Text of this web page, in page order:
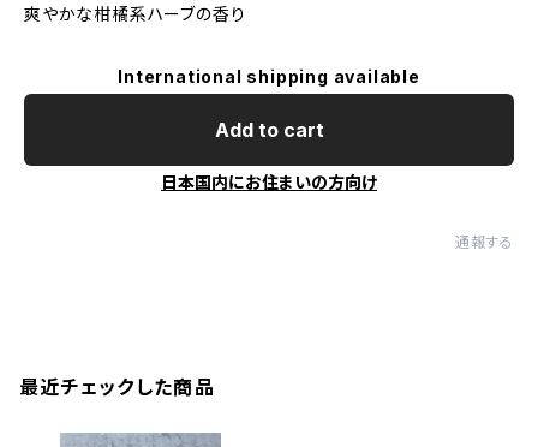
爽やかな柑橘系ハーブの香り
International shipping available
Add to cart
日本国内にお住まいの方向け
通報する
最近チェックした商品